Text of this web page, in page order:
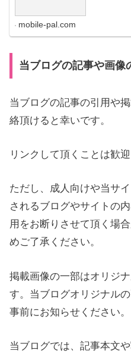
mobile-pal.com
当ブログの記事や画像
当ブログの記事の引用や
絡頂けると幸いです。
リンクして頂くことは歓迎
ただし、成人向けや当サ
されるブログやサイトの
用をお断りさせて頂く場
めご了承ください。
掲載画像の一部はオリジ
す。当ブログオリジナル
事前にお知らせください。
当ブログでは、記事本文